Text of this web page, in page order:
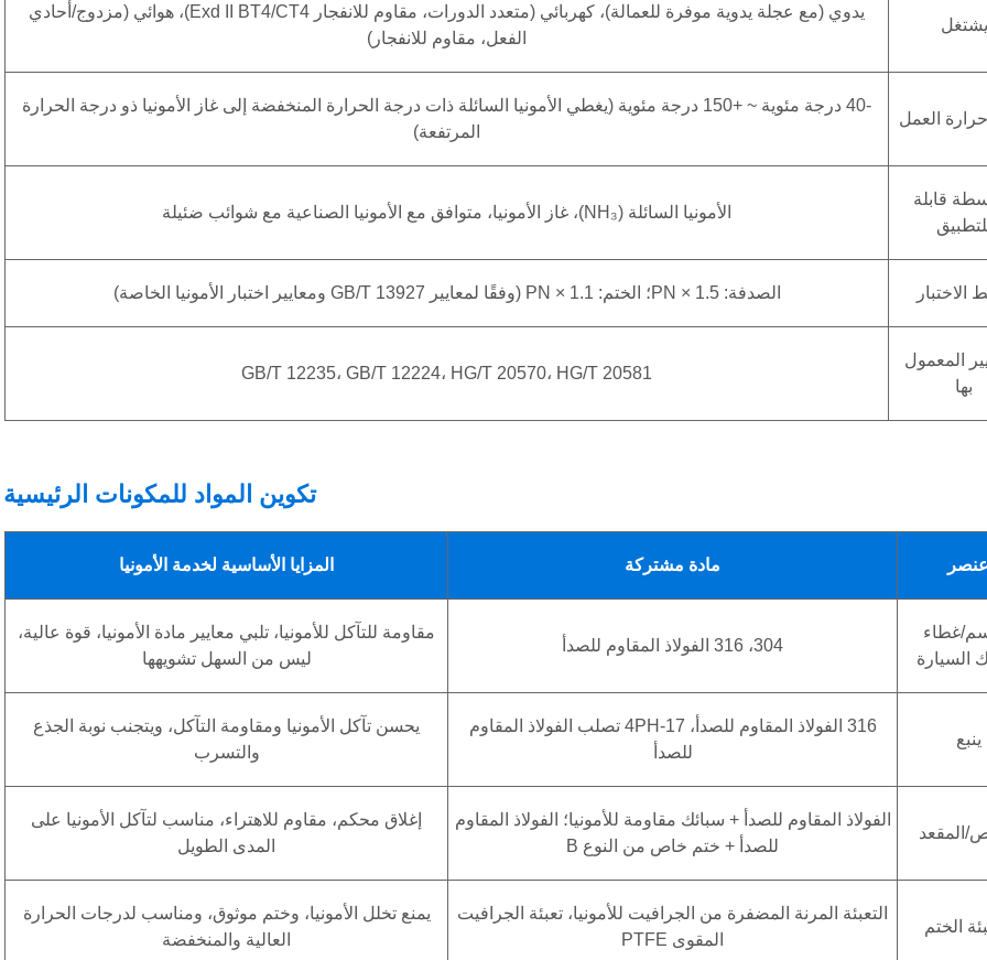
يشتغل
يدوي (مع عجلة يدوية موفرة للعمالة)، كهربائي (متعدد الدورات، مقاوم للانفجار Exd II BT4/CT4)، هوائي (مزدوج/أحادي
الفعل، مقاوم للانفجار)
العمل
-40 درجة مئوية ~ +150 درجة مئوية (يغطي الأمونيا السائلة ذات درجة الحرارة المنخفضة إلى غاز الأمونيا ذو درجة الحرارة
المرتفعة)
قابلة
الأمونيا السائلة (NH₃)، غاز الأمونيا، متوافق مع الأمونيا الصناعية مع شوائب ضئيلة
الصدفة: 1.5 × PN؛ الختم: 1.1 × PN (وفقًا لمعايير GB/T 13927 ومعايير اختبار الأمونيا الخاصة)
المعمول
بها
GB/T 12235، GB/T 12224، HG/T 20570، HG/T 20581
تكوين المواد للمكونات الرئيسية
عنصر مادة مشتركة المزايا الأساسية لخدمة الأمونيا
غطاء
السيارة
304، 316 الفولاذ المقاوم للصدأ
مقاومة للتآكل للأمونيا، تلبي معايير مادة الأمونيا، قوة عالية،
ليس من السهل تشويهها
ينبع
316 الفولاذ المقاوم للصدأ، 17-4PH تصلب الفولاذ المقاوم
للصدأ
يحسن تآكل الأمونيا ومقاومة التآكل، ويتجنب نوبة الجذع
والتسرب
المقعد
الفولاذ المقاوم للصدأ + سبائك مقاومة للأمونيا؛ الفولاذ المقاوم
للصدأ + ختم خاص من النوع B
إغلاق محكم، مقاوم للاهتراء، مناسب لتآكل الأمونيا على
المدى الطويل
الختم
التعبئة المرنة المضفرة من الجرافيت للأمونيا، تعبئة الجرافيت
المقوى PTFE
يمنع تخلل الأمونيا، وختم موثوق، ومناسب لدرجات الحرارة
العالية والمنخفضة